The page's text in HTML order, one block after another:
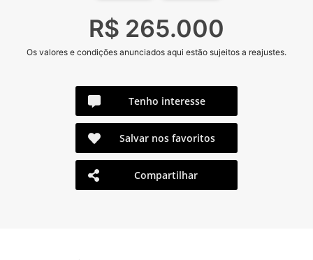
R$ 265.000
Os valores e condições anunciados aqui estão sujeitos a reajustes.
Tenho interesse
Salvar nos favoritos
Compartilhar